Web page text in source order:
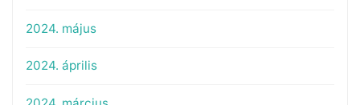
2024. május
2024. április